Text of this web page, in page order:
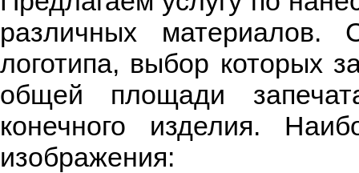
различных материалов.
логотипа, выбор которых
общей площади
конечного изделия.
изображения: